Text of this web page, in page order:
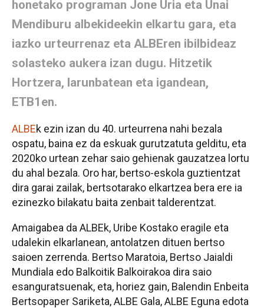
honetako programan Jone Uria eta Unai
Mendiburu albekideekin elkartu gara, eta
iazko urteurrenaz eta ALBEren ibilbideaz
solasteko aukera izan dugu. Hitzetik
Hortzera, larunbatean eta igandean,
ETB1en.
ALBEk ezin izan du 40. urteurrena nahi bezala
ospatu, baina ez da eskuak gurutzatuta gelditu, eta
2020ko urtean zehar saio gehienak gauzatzea lortu
du ahal bezala. Oro har, bertso-eskola guztientzat
dira garai zailak, bertsotarako elkartzea bera ere ia
ezinezko bilakatu baita zenbait talderentzat.
Amaigabea da ALBEk, Uribe Kostako eragile eta
udalekin elkarlanean, antolatzen dituen bertso
saioen zerrenda. Bertso Maratoia, Bertso Jaialdi
Mundiala edo Balkoitik Balkoirakoa dira saio
esanguratsuenak, eta, horiez gain, Balendin Enbeita
Bertsopaper Sariketa, ALBE Gala, ALBE Eguna edota